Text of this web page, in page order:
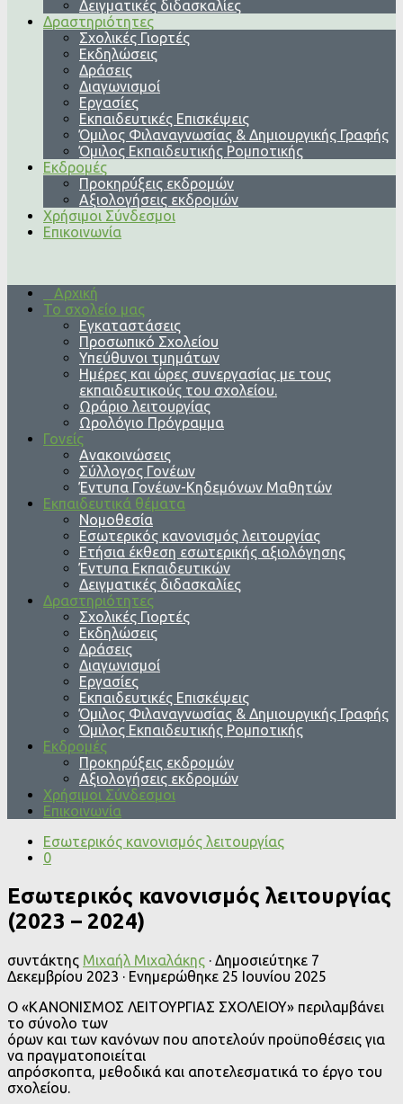
Δειγματικές διδασκαλίες
Δραστηριότητες
Σχολικές Γιορτές
Εκδηλώσεις
Δράσεις
Διαγωνισμοί
Εργασίες
Εκπαιδευτικές Επισκέψεις
Όμιλος Φιλαναγνωσίας & Δημιουργικής Γραφής
Όμιλος Εκπαιδευτικής Ρομποτικής
Εκδρομές
Προκηρύξεις εκδρομών
Αξιολογήσεις εκδρομών
Χρήσιμοι Σύνδεσμοι
Επικοινωνία
Αρχική
Το σχολείο μας
Εγκαταστάσεις
Προσωπικό Σχολείου
Υπεύθυνοι τμημάτων
Ημέρες και ώρες συνεργασίας με τους
εκπαιδευτικούς του σχολείου.
Ωράριο λειτουργίας
Ωρολόγιο Πρόγραμμα
Γονείς
Ανακοινώσεις
Σύλλογος Γονέων
Έντυπα Γονέων-Κηδεμόνων Μαθητών
Εκπαιδευτικά θέματα
Νομοθεσία
Εσωτερικός κανονισμός λειτουργίας
Ετήσια έκθεση εσωτερικής αξιολόγησης
Έντυπα Εκπαιδευτικών
Δειγματικές διδασκαλίες
Δραστηριότητες
Σχολικές Γιορτές
Εκδηλώσεις
Δράσεις
Διαγωνισμοί
Εργασίες
Εκπαιδευτικές Επισκέψεις
Όμιλος Φιλαναγνωσίας & Δημιουργικής Γραφής
Όμιλος Εκπαιδευτικής Ρομποτικής
Εκδρομές
Προκηρύξεις εκδρομών
Αξιολογήσεις εκδρομών
Χρήσιμοι Σύνδεσμοι
Επικοινωνία
Εσωτερικός κανονισμός λειτουργίας
0
Εσωτερικός κανονισμός λειτουργίας
(2023 – 2024)
συντάκτης Μιχαήλ Μιχαλάκης · Δημοσιεύτηκε 7
Δεκεμβρίου 2023 · Ενημερώθηκε 25 Ιουνίου 2025
Ο «ΚΑΝΟΝΙΣΜΟΣ ΛΕΙΤΟΥΡΓΙΑΣ ΣΧΟΛΕΙΟΥ» περιλαμβάνει
το σύνολο των
όρων και των κανόνων που αποτελούν προϋποθέσεις για
να πραγματοποιείται
απρόσκοπτα, μεθοδικά και αποτελεσματικά το έργο του
σχολείου.